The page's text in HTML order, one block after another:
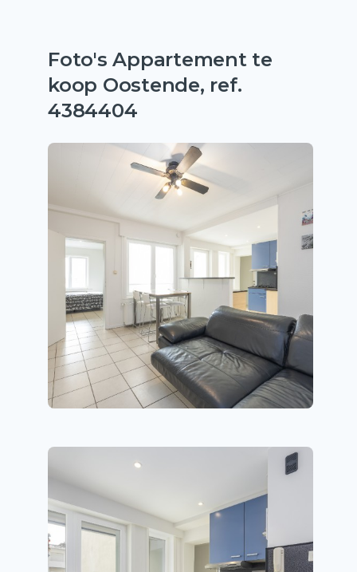
Foto's Appartement te
koop Oostende, ref.
4384404